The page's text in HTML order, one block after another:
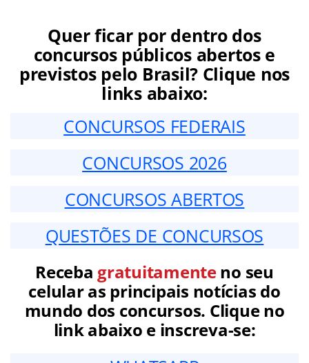
Quer ficar por dentro dos
concursos públicos abertos e
previstos pelo Brasil? Clique nos
links abaixo:
CONCURSOS FEDERAIS
CONCURSOS 2026
CONCURSOS ABERTOS
QUESTÕES DE CONCURSOS
Receba gratuitamenteno seu
celular as principais notícias do
mundo dos concursos. Clique no
link abaixo e inscreva-se: